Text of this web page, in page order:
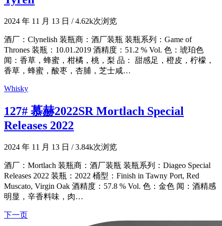
2024 年 11 月 13 日 /4.62k次浏览
酒厂：Clynelish 装瓶商：酒厂装瓶 装瓶系列：Game of
Thrones 装瓶：10.01.2019 酒精度：51.2 % Vol. 色：琥珀色
闻：香草，蜂蜜，柑橘，桃，梨 品： 甜感足，橙皮，柠檬，
香草，蜂蜜，酸枣，杏脯，芝士咸…
Whisky
127# 慕赫2022SR Mortlach Special
Releases 2022
2024 年 11 月 13 日 /3.84k次浏览
酒厂：Mortlach 装瓶商：酒厂装瓶 装瓶系列：Diageo Special
Releases 2022 装瓶：2022 桶型：Finish in Tawny Port, Red
Muscato, Virgin Oak 酒精度：57.8 % Vol. 色：金色 闻：酒精感
明显，辛香料味，肉…
文
下一页